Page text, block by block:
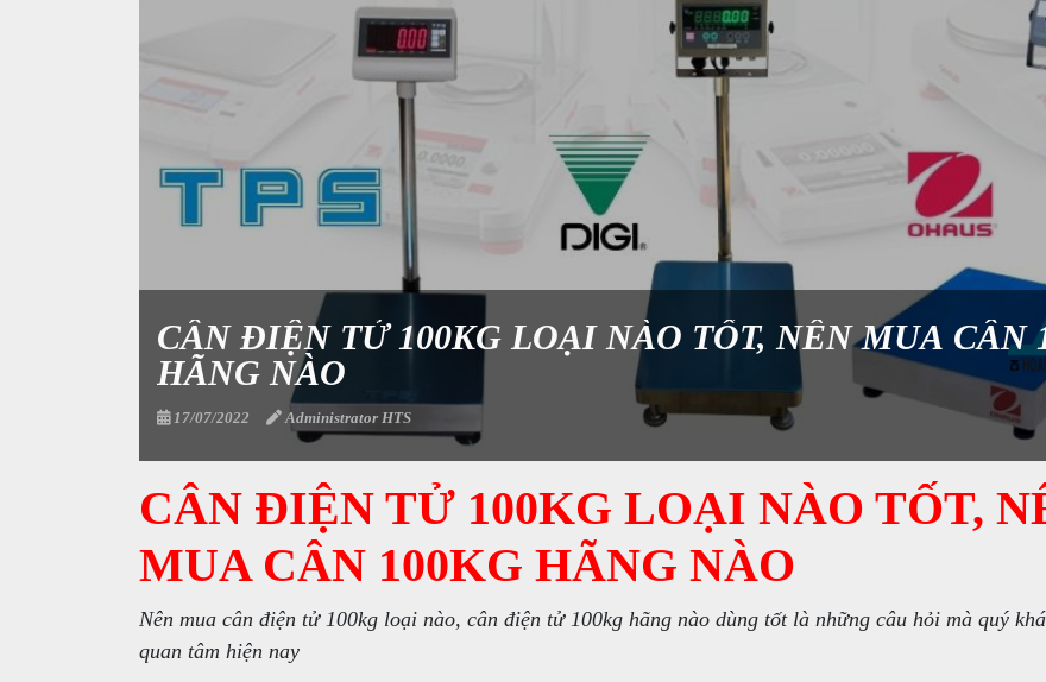
CÂN ĐIỆN TỬ 100KG LOẠI NÀO TỐT, NÊN MUA CÂN
HÃNG NÀO
17/07/2022 Administrator HTS
CÂN ĐIỆN TỬ 100KG LOẠI NÀO TỐT,
MUA CÂN 100KG HÃNG NÀO
Nên mua cân điện tử 100kg loại nào, cân điện tử 100kg hãng nào dùng tốt là những câu hỏi mà quý
quan tâm hiện nay